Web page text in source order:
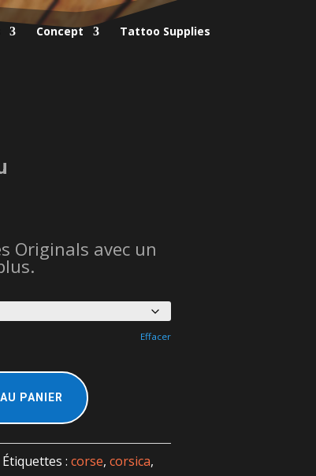
Concept Tattoo Supplies
Originals avec un
Effacer
PANIER
Étiquettes : corse, corsica,